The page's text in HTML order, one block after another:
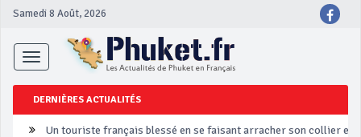
Samedi 8 Août, 2026
Toggle
navigation
DERNIÈRES ACTUALITÉS
Un touriste français blessé en se faisant arracher son collier en